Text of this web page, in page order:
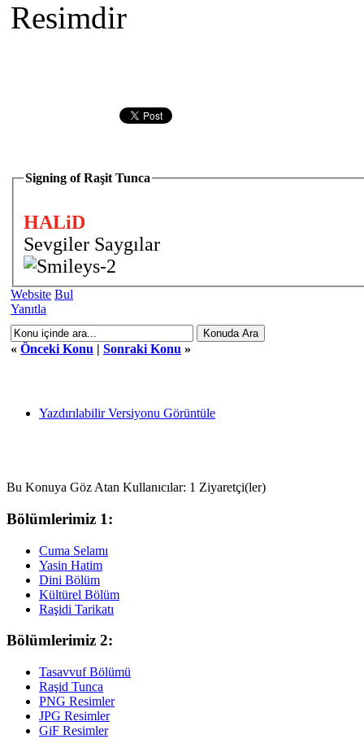
Resimdir
Signing of Raşit Tunca
HALiD
Sevgiler Saygılar
Website Bul
Yanıtla
« Önceki Konu | Sonraki Konu »
Yazdırılabilir Versiyonu Görüntüle
Bu Konuya Göz Atan Kullanıcılar: 1 Ziyaretçi(ler)
Bölümlerimiz 1:
Cuma Selamı
Yasin Hatim
Dini Bölüm
Kültürel Bölüm
Raşidi Tarikatı
Bölümlerimiz 2:
Tasavvuf Bölümü
Raşid Tunca
PNG Resimler
JPG Resimler
GiF Resimler